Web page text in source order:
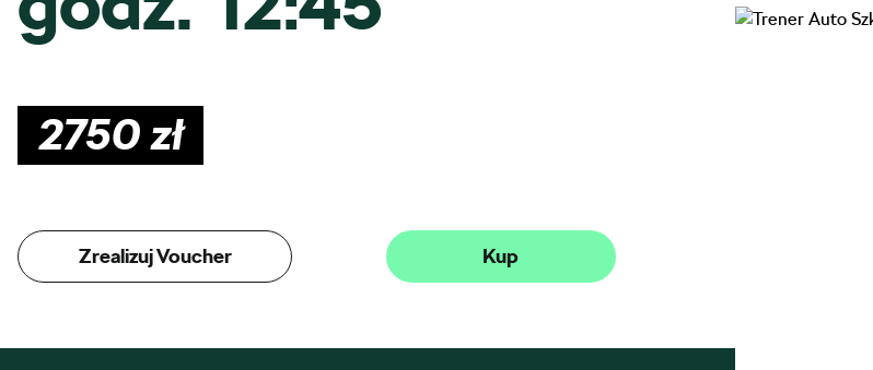
2750zł
Zrealizuj Voucher Kup